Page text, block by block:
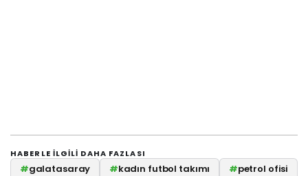
HABERLE ILGILI DAHA FAZLASI
#galatasaray #kadın futbol takımı #petrol ofisi